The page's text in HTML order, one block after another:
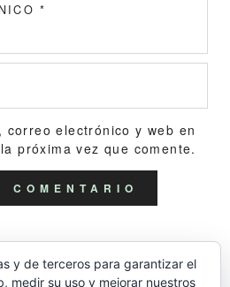
*
correo electrónico y web en
próxima vez que comente.
y de terceros para garantizar el
medir su uso y mejorar nuestros